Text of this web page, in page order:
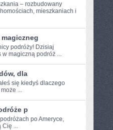
– rozbudowany
mieszkaniach i
podróży! Dzisiaj
​w magiczną podróż ...
dla
się kiedyś dlaczego⁤
...
p
po⁣ Ameryce,‌
‍Cię ...